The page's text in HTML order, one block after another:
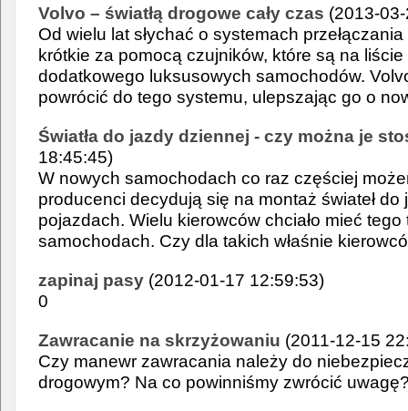
Volvo – światłą drogowe cały czas (2013-
Od wielu lat słychać o systemach przełączania
krótkie za pomocą czujników, które są na
dodatkowego luksusowych samochodów.
powrócić do tego systemu, ulepszając go o
Światła do jazdy dziennej - czy można je
18:45:45)
W nowych samochodach co raz częściej
producenci decydują się na montaż świateł
pojazdach. Wielu kierowców chciało mieć tego
samochodach. Czy dla takich właśnie
zapinaj pasy (2012-01-17 12:59:53)
0
Zawracanie na skrzyżowaniu (2011-12-15
Czy manewr zawracania należy do
drogowym? Na co powinniśmy zwrócić